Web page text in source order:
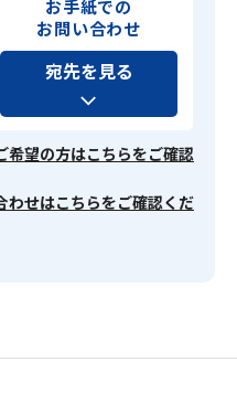
お手紙での
お問い合わせ
宛先を見る
希望の方はこちらをご確認
わせはこちらをご確認くだ